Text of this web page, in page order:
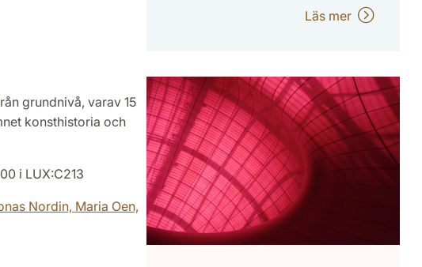
grundnivå, varav 15
konsthistoria och
i LUX:C213
Nordin, Maria Oen,
Läs mer